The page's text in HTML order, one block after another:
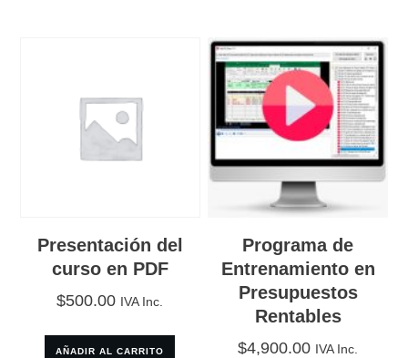
Presentación del
curso en PDF
$500.00 IVA Inc.
AÑADIR AL CARRITO
Programa de
Entrenamiento en
Presupuestos
Rentables
$4,900.00 IVA Inc.